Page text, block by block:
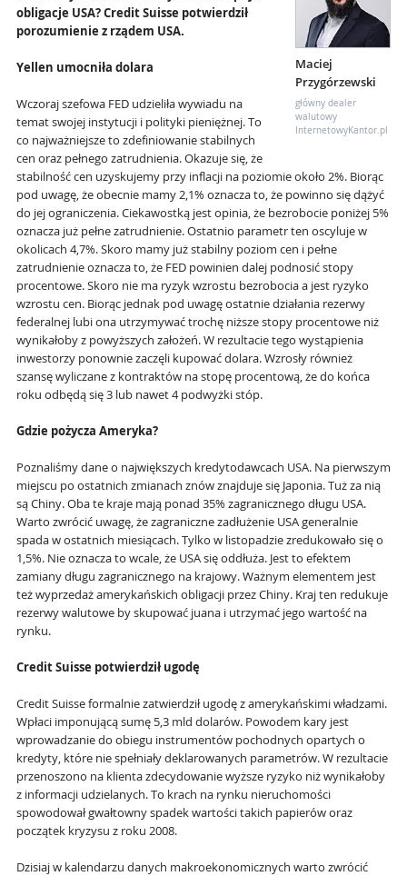
Maciej
Przygórzewski
główny dealer
walutowy
InternetowyKantor.pl
obligacje USA? Credit Suisse potwierdził
porozumienie z rządem USA.
Yellen umocniła dolara
Wczoraj szefowa FED udzieliła wywiadu na
temat swojej instytucji i polityki pieniężnej. To
co najważniejsze to zdefiniowanie stabilnych
cen oraz pełnego zatrudnienia. Okazuje się, że
stabilność cen uzyskujemy przy inflacji na poziomie około 2%. Biorąc
pod uwagę, że obecnie mamy 2,1% oznacza to, że powinno się dążyć
do jej ograniczenia. Ciekawostką jest opinia, że bezrobocie poniżej 5%
oznacza już pełne zatrudnienie. Ostatnio parametr ten oscyluje w
okolicach 4,7%. Skoro mamy już stabilny poziom cen i pełne
zatrudnienie oznacza to, że FED powinien dalej podnosić stopy
procentowe. Skoro nie ma ryzyk wzrostu bezrobocia a jest ryzyko
wzrostu cen. Biorąc jednak pod uwagę ostatnie działania rezerwy
federalnej lubi ona utrzymywać trochę niższe stopy procentowe niż
wynikałoby z powyższych założeń. W rezultacie tego wystąpienia
inwestorzy ponownie zaczęli kupować dolara. Wzrosły również
szansę wyliczane z kontraktów na stopę procentową, że do końca
roku odbędą się 3 lub nawet 4 podwyżki stóp.
Gdzie pożycza Ameryka?
Poznaliśmy dane o największych kredytodawcach USA. Na pierwszym
miejscu po ostatnich zmianach znów znajduje się Japonia. Tuż za nią
są Chiny. Oba te kraje mają ponad 35% zagranicznego długu USA.
Warto zwrócić uwagę, że zagraniczne zadłużenie USA generalnie
spada w ostatnich miesiącach. Tylko w listopadzie zredukowało się o
1,5%. Nie oznacza to wcale, że USA się oddłuża. Jest to efektem
zamiany długu zagranicznego na krajowy. Ważnym elementem jest
też wyprzedaż amerykańskich obligacji przez Chiny. Kraj ten redukuje
rezerwy walutowe by skupować juana i utrzymać jego wartość na
rynku.
Credit Suisse potwierdził ugodę
Credit Suisse formalnie zatwierdził ugodę z amerykańskimi władzami.
Wpłaci imponującą sumę 5,3 mld dolarów. Powodem kary jest
wprowadzanie do obiegu instrumentów pochodnych opartych o
kredyty, które nie spełniały deklarowanych parametrów. W rezultacie
przenoszono na klienta zdecydowanie wyższe ryzyko niż wynikałoby
z informacji udzielanych. To krach na rynku nieruchomości
spowodował gwałtowny spadek wartości takich papierów oraz
początek kryzysu z roku 2008.
Dzisiaj w kalendarzu danych makroekonomicznych warto zwrócić